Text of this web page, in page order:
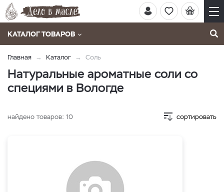
КАТАЛОГ ТОВАРОВ
Главная Каталог Соль
Натуральные ароматные соли со
специями в Вологде
найдено товаров: 10 сортировать